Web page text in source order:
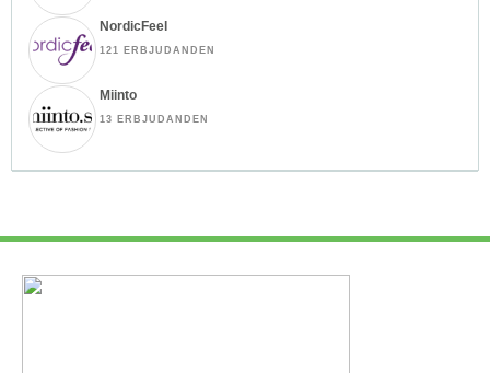
NordicFeel
121 ERBJUDANDEN
Miinto
13 ERBJUDANDEN